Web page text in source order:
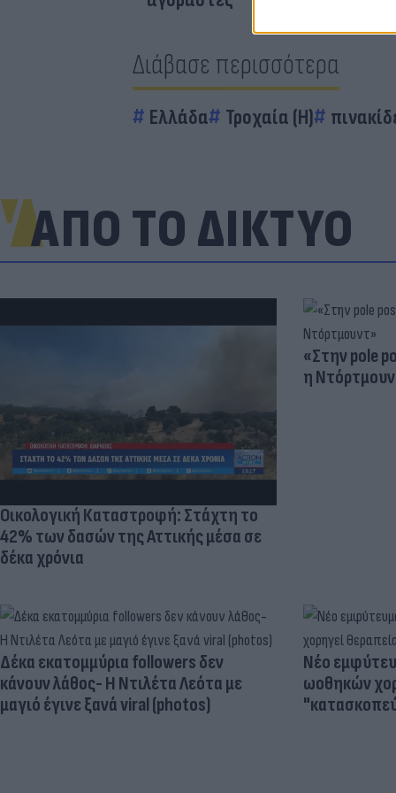
Διάβασε περισσότερα
Ελλάδα Τροχαία (Η)
ΑΠΟ ΤΟ ΔΙΚΤΥΟ
Οικολογική Καταστροφή: Στάχτη το
42% των δασών της Αττικής μέσα σε
δέκα χρόνια
«Στην pole
η
Δέκα εκατομμύρια followers δεν
κάνουν λάθος- Η Ντιλέτα Λεότα με
μαγιό έγινε ξανά viral (photos)
Νέο
ωοθηκών